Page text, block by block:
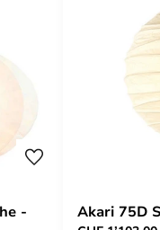
-
Akari 75D